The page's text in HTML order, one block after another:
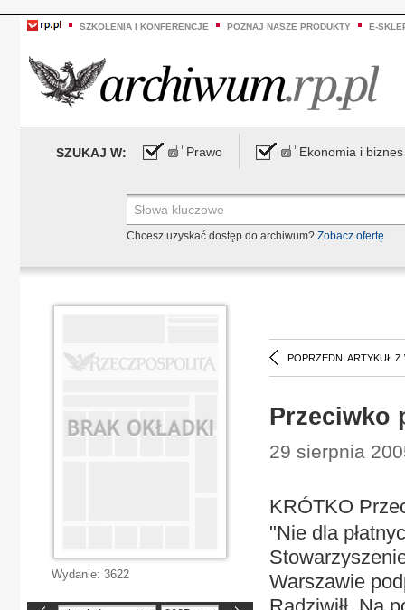
SZKOLENIA I KONFERENCJE POZNAJ NASZE PRODUKTY E-
SZUKAJ W: Prawo Ekonomia i biznes
Chcesz uzyskać dostęp do archiwum? Zobacz ofertę
POPRZEDNI ARTYKUŁ Z
Przeciwko
29 sierpnia
KRÓTKO
"Nie dla
Warszawie
Wydanie: 3622